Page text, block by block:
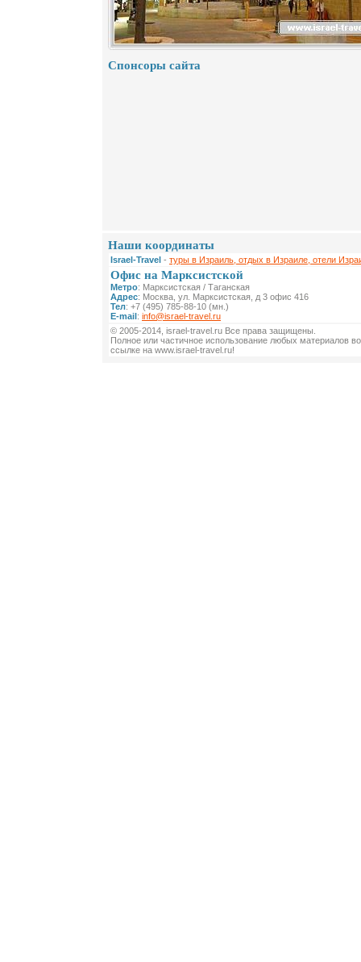
Спонсоры сайта
Наши координаты
Israel-Travel - туры в Израиль, отдых в Израиле, отели
Офис на Марксистской
Метро: Марксистская / Таганская
Адрес: Москва, ул. Марксистская, д 3 офис 416
Тел: +7 (495) 785-88-10 (мн.)
E-mail: info@israel-travel.ru
© 2005-2014, israel-travel.ru Все права защищены.
Полное или частичное использование любых материалов
ссылке на www.israel-travel.ru!